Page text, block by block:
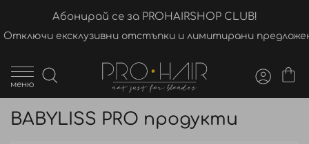
Абонирай се за PROHAIRSHOP CLUB!
Отключи ексклузивни отстъпки и лимитирани
меню
BABYLISS PRO продукти